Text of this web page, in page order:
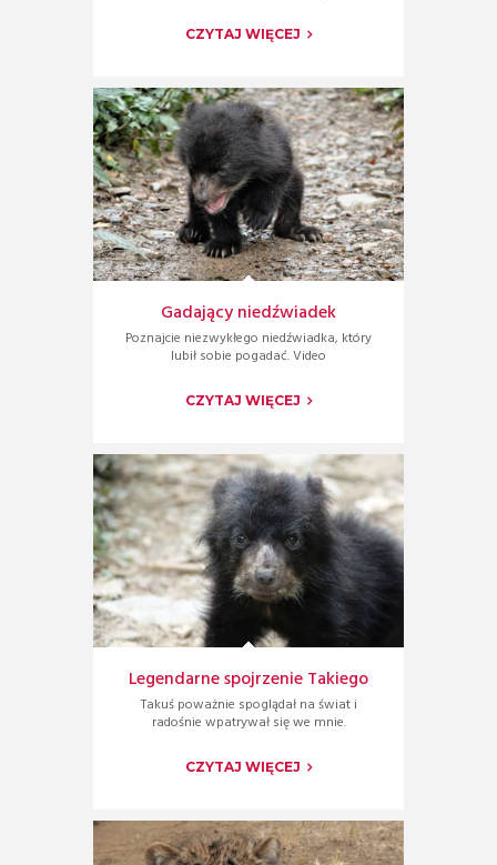
CZYTAJ WIĘCEJ
Gadający niedźwiadek
Poznajcie niezwykłego niedźwiadka, który
lubił sobie pogadać. Video
CZYTAJ WIĘCEJ
Legendarne spojrzenie Takiego
Takuś poważnie spoglądał na świat i
radośnie wpatrywał się we mnie.
CZYTAJ WIĘCEJ